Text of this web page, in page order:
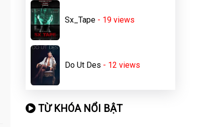
Sx_Tape - 19 views
Do Ut Des - 12 views
TỪ KHÓA NỔI BẬT